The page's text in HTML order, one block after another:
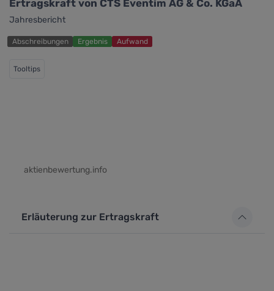
Ertragskraft von CTS Eventim AG & Co. KGaA
Jahresbericht
Abschreibungen Ergebnis Aufwand
Tooltips
aktienbewertung.info
Erläuterung zur Ertragskraft